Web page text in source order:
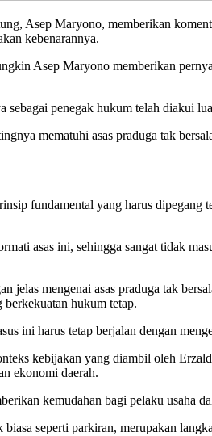
Asep Maryono, memberikan
kebenarannya.
Asep Maryono memberikan
penegak hukum telah diakui
mematuhi asas praduga tak
fundamental yang harus
asas ini, sehingga sangat tidak
mengenai asas praduga tak
berkekuatan hukum tetap.
ini harus tetap berjalan dengan
kebijakan yang diambil oleh
ekonomi daerah.
kemudahan bagi pelaku usaha
seperti parkiran, merupakan